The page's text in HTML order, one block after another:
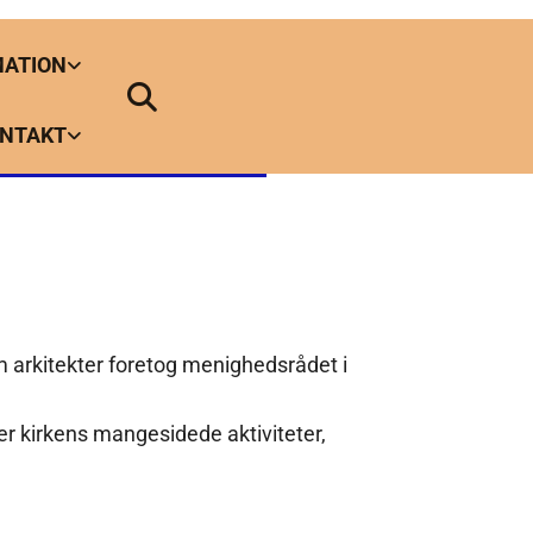
arkitekter foretog menighedsrådet i
kirkens mangesidede aktiviteter,